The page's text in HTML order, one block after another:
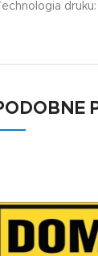
Technologia druku: